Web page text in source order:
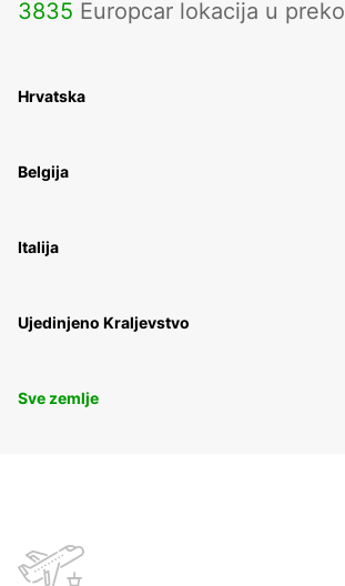
3835 Europcar lokacija u preko
Hrvatska
Belgija
Italija
Ujedinjeno Kraljevstvo
Sve zemlje